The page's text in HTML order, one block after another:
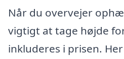
Når du overvejer
vigtigt at tage højde
inkluderes i prisen.